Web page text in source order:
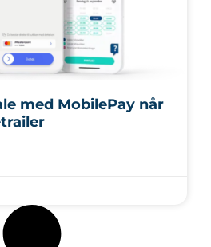
med MobilePay når